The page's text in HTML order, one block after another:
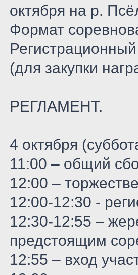
октября на р.
Формат
(для закупки
РЕГЛАМЕНТ.
4 октября
11:00 – общий
12:00 –
12:00-12:30 -
12:30-12:55 –
предстоящим
12:55 – вход